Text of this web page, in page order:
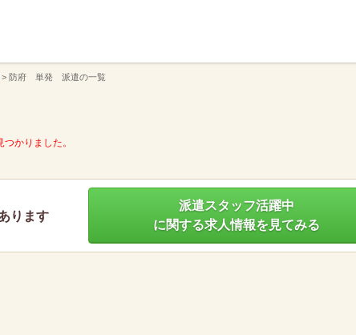
> 防府 単発 派遣の一覧
かりました。
ります
派遣スタッフ活躍中
に関する求人情報を見てみる